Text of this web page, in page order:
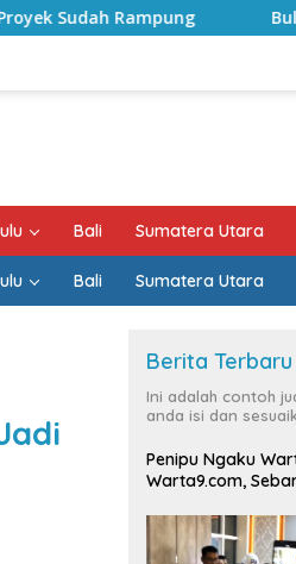
Bulan Kemerdekaan,
Bali Sumatera Utara
Bali Sumatera Utara
Berita Terbaru
Ini adalah contoh
anda isi dan
Penipu Ngaku
Warta9.com,